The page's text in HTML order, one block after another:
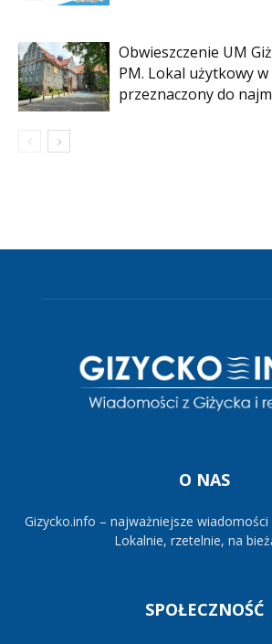
Obwieszczenie UM
PM. Lokal użytkowy
przeznaczony do
O NAS
Gizycko.info – najważniejsze wiadomości
Lokalnie, rzetelnie, na
SPOŁECZNOŚĆ